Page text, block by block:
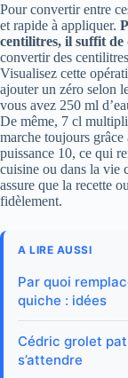
Pour convertir entre
et rapide à appliquer.
centilitres, il suffit de
convertir des
Visualisez cette
ajouter un zéro selon
vous avez 250 ml
De même, 7 cl
marche toujours grâce
puissance 10, ce qui
cuisine ou dans la vie
assure que la recette
fidèlement.
A LIRE AUSSI
Par quoi
quiche : idées
Cédric grolet
s’attendre